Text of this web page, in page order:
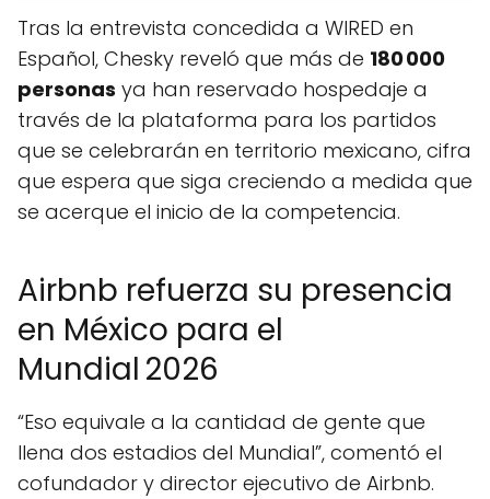
Tras la entrevista concedida a WIRED en
Español, Chesky reveló que más de 180 000
personas ya han reservado hospedaje a
través de la plataforma para los partidos
que se celebrarán en territorio mexicano, cifra
que espera que siga creciendo a medida que
se acerque el inicio de la competencia.
Airbnb refuerza su presencia
en México para el
Mundial 2026
“Eso equivale a la cantidad de gente que
llena dos estadios del Mundial”, comentó el
cofundador y director ejecutivo de Airbnb.